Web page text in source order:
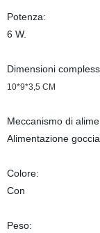
Potenza:
6 W.
Dimensioni
10*9*3,5 CM
Meccanismo di
Alimentazione goccia
Colore:
Con
Peso: